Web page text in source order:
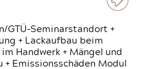
GTÜ-Seminarstandort +
+ Lackaufbau beim
Handwerk + Mängel und
+ Emissionsschäden Modul